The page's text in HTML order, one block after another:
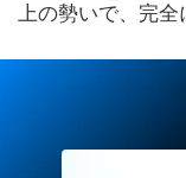
上の勢いで、完全